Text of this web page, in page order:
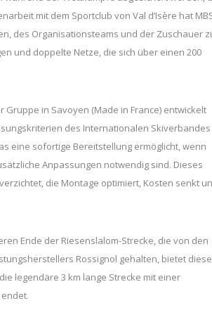
mit dem Sportclub von Val d’Isère hat
des Organisationsteams und der Zuschauer
und doppelte Netze, die sich über einen 200
in Savoyen (Made in France) entwickelt
des Internationalen Skiverbandes
eine sofortige Bereitstellung ermöglicht, wenn
Anpassungen notwendig sind. Dieses
die Montage optimiert, Kosten senkt
Ende der Riesenslalom-Strecke, die von den
Rossignol gehalten, bietet
legendäre 3 km lange Strecke mit einer